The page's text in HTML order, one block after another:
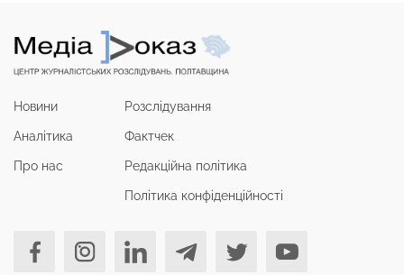
Новини
Аналітика
Про нас
Розслідування
Фактчек
Редакційна політика
Політика конфіденційності